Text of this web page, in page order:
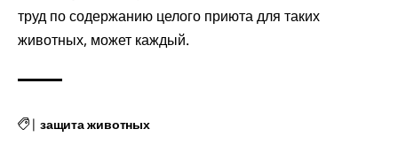
труд по содержанию целого приюта для таких
животных, может каждый.
| защита животных